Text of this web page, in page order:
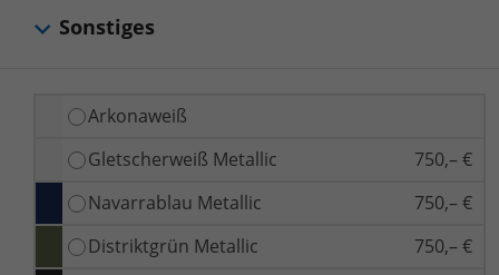
Arkonaweiß
Gletscherweiß Metallic
750,– €
Navarrablau Metallic
750,– €
Distriktgrün Metallic
750,– €
Sonstiges